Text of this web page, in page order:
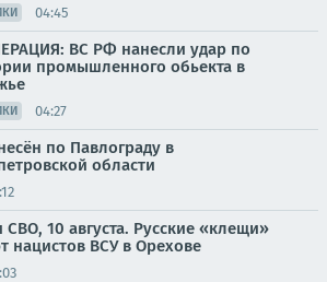
04:45
ВС РФ нанесли удар по
промышленного обьекта в
04:27
по Павлограду в
области
СВО, 10 августа. Русские «клещи»
нацистов ВСУ в Орехове